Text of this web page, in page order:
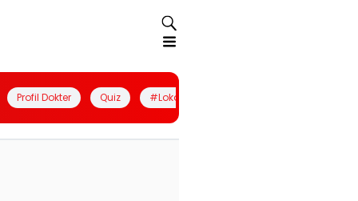
Profil Dokter Quiz #LokalBerdaya